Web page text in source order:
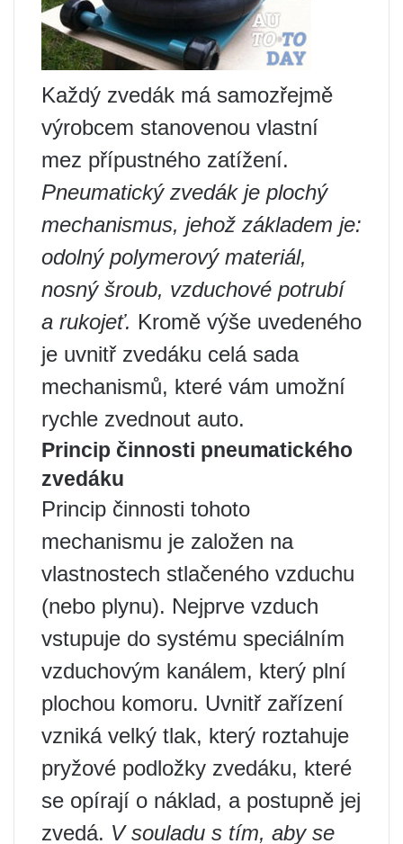
Každý zvedák má samozřejmě
výrobcem stanovenou vlastní
mez přípustného zatížení.
Pneumatický zvedák je plochý
mechanismus, jehož základem je:
odolný polymerový materiál,
nosný šroub, vzduchové potrubí
a rukojeť. Kromě výše uvedeného
je uvnitř zvedáku celá sada
mechanismů, které vám umožní
rychle zvednout auto.
Princip činnosti pneumatického
zvedáku
Princip činnosti tohoto
mechanismu je založen na
vlastnostech stlačeného vzduchu
(nebo plynu). Nejprve vzduch
vstupuje do systému speciálním
vzduchovým kanálem, který plní
plochou komoru. Uvnitř zařízení
vzniká velký tlak, který roztahuje
pryžové podložky zvedáku, které
se opírají o náklad, a postupně jej
zvedá. V souladu s tím, aby se